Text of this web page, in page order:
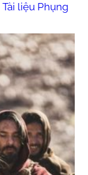
Tài liệu Phụng